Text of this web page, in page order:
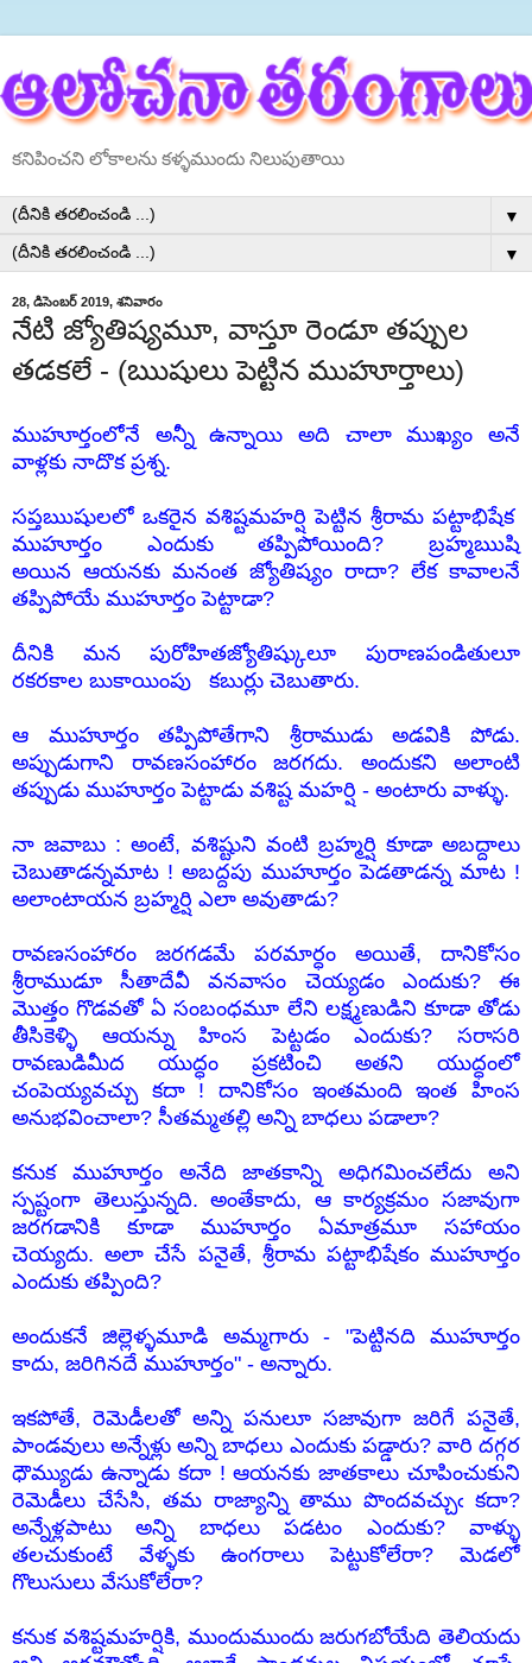
కనిపించని లోకాలను కళ్ళముందు నిలుపుతాయి
▼
▼
28, డిసెంబర్ 2019, శనివారం
నేటి జ్యోతిష్యమూ, వాస్తూ రెండూ తప్పుల
తడకలే - (ఋషులు పెట్టిన ముహూర్తాలు)
ముహూర్తంలోనే అన్నీ ఉన్నాయి అది చాలా ముఖ్యం అనే
వాళ్లకు నాదొక ప్రశ్న.
సప్తఋషులలో ఒకరైన వశిష్టమహర్షి పెట్టిన శ్రీరామ పట్టాభిషేక
ముహూర్తం ఎందుకు తప్పిపోయింది? బ్రహ్మఋషి
అయిన ఆయనకు మనంత జ్యోతిష్యం రాదా? లేక కావాలనే
తప్పిపోయే ముహూర్తం పెట్టాడా?
దీనికి మన పురోహితజ్యోతిష్కులూ పురాణపండితులూ
రకరకాల బుకాయింపు కబుర్లు చెబుతారు.
ఆ ముహూర్తం తప్పిపోతేగాని శ్రీరాముడు అడవికి పోడు.
అప్పుడుగాని రావణసంహారం జరగదు. అందుకని అలాంటి
తప్పుడు ముహూర్తం పెట్టాడు వశిష్ట మహర్షి - అంటారు వాళ్ళు.
నా జవాబు : అంటే, వశిష్టుని వంటి బ్రహ్మర్షి కూడా అబద్దాలు
చెబుతాడన్నమాట ! అబద్దపు ముహూర్తం పెడతాడన్న మాట !
అలాంటాయన బ్రహ్మర్షి ఎలా అవుతాడు?
రావణసంహారం జరగడమే పరమార్ధం అయితే, దానికోసం
శ్రీరాముడూ సీతాదేవీ వనవాసం చెయ్యడం ఎందుకు? ఈ
మొత్తం గొడవతో ఏ సంబంధమూ లేని లక్ష్మణుడిని కూడా తోడు
తీసికెళ్ళి ఆయన్ను హింస పెట్టడం ఎందుకు? సరాసరి
రావణుడిమీద యుద్ధం ప్రకటించి అతని యుద్ధంలో
చంపెయ్యవచ్చు కదా ! దానికోసం ఇంతమంది ఇంత హింస
అనుభవించాలా? సీతమ్మతల్లి అన్ని బాధలు పడాలా?
కనుక ముహూర్తం అనేది జాతకాన్ని అధిగమించలేదు అని
స్పష్టంగా తెలుస్తున్నది. అంతేకాదు, ఆ కార్యక్రమం సజావుగా
జరగడానికి కూడా ముహూర్తం ఏమాత్రమూ సహాయం
చెయ్యదు. అలా చేసే పనైతే, శ్రీరామ పట్టాభిషేకం ముహూర్తం
ఎందుకు తప్పింది?
అందుకనే జిల్లెళ్ళమూడి అమ్మగారు - "పెట్టినది ముహూర్తం
కాదు, జరిగినదే ముహూర్తం" - అన్నారు.
ఇకపోతే, రెమెడీలతో అన్ని పనులూ సజావుగా జరిగే పనైతే,
పాండవులు అన్నేళ్లు అన్ని బాధలు ఎందుకు పడ్డారు? వారి దగ్గర
ధౌమ్యుడు ఉన్నాడు కదా ! ఆయనకు జాతకాలు చూపించుకుని
రెమెడీలు చేసేసి, తమ రాజ్యాన్ని తాము పొందవచ్చుఁ కదా?
అన్నేళ్లపాటు అన్ని బాధలు పడటం ఎందుకు? వాళ్ళు
తలచుకుంటే వేళ్ళకు ఉంగరాలు పెట్టుకోలేరా? మెడలో
గొలుసులు వేసుకోలేరా?
కనుక వశిష్టమహర్షికి, ముందుముందు జరుగబోయేది తెలియదు